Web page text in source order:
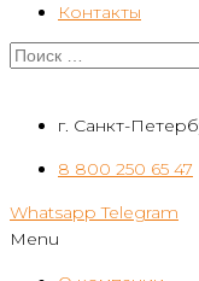
Контакты
г. Санкт-
8 800 250 65 47
Whatsapp Telegram
Menu